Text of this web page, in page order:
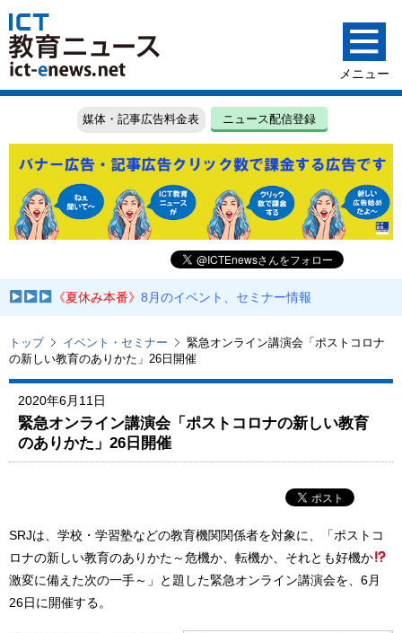
媒体・記事広告料金表 ニュース配信登録
《夏休み本番》8月のイベント、セミナー情報
トップ イベント・セミナー
緊急オンライン講演会「ポストコロナ
の新しい教育のありかた」26日開催
2020年6月11日
緊急オンライン講演会「ポストコロナの新しい教育
のありかた」26日開催
SRJは、学校・学習塾などの教育機関関係者を対象に、「ポストコ
ロナの新しい教育のありかた～危機か、転機か、それとも好機か
激変に備えた次の一手～」と題した緊急オンライン講演会を、6月
26日に開催する。